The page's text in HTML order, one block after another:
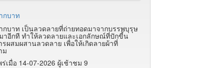
กบาท
กบาท เป็นลวดลายที่ถ่ายทอดมาจากบรรพบุรุษ
าอีกที ทำให้ลวดลายและเอกลักษณ์ที่ปักขี้น
รผสมผสานลวดลาย เพื่อให้เกิดลายผ้าที่
ม
ร่เมื่อ 14-07-2026 ผู้เช้าชม 9